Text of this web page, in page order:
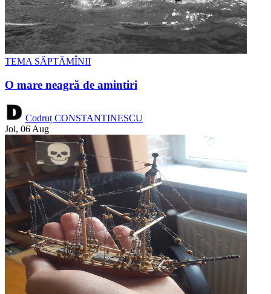
TEMA SĂPTĂMÎNII
O mare neagră de amintiri
Codruț CONSTANTINESCU
Joi, 06 Aug